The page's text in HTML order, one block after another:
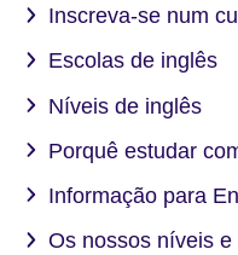
Inscreva-se num
Escolas de inglês
Níveis de inglês
Porquê estudar
Informação para
Os nossos níveis